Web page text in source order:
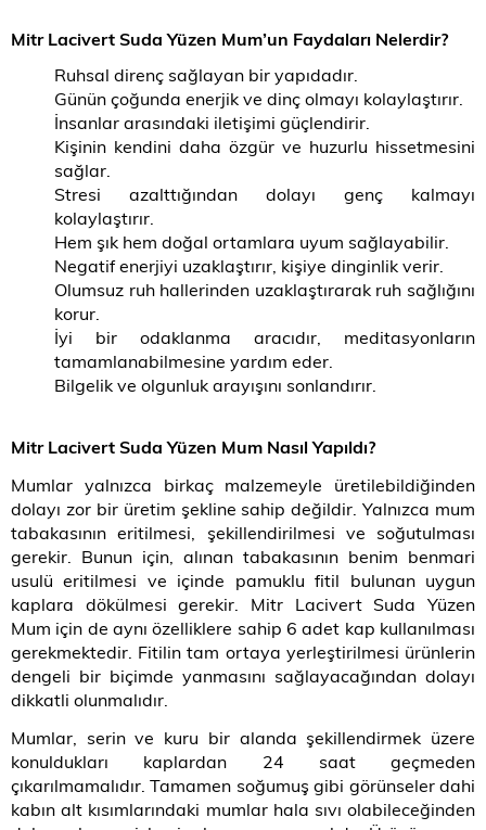
Mitr Lacivert Suda Yüzen Mum’un Faydaları Nelerdir?
Ruhsal direnç sağlayan bir yapıdadır.
Günün çoğunda enerjik ve dinç olmayı kolaylaştırır.
İnsanlar arasındaki iletişimi güçlendirir.
Kişinin kendini daha özgür ve huzurlu hissetmesini
sağlar.
Stresi azalttığından dolayı genç kalmayı
kolaylaştırır.
Hem şık hem doğal ortamlara uyum sağlayabilir.
Negatif enerjiyi uzaklaştırır, kişiye dinginlik verir.
Olumsuz ruh hallerinden uzaklaştırarak ruh sağlığını
korur.
İyi bir odaklanma aracıdır, meditasyonların
tamamlanabilmesine yardım eder.
Bilgelik ve olgunluk arayışını sonlandırır.
Mitr Lacivert Suda Yüzen Mum Nasıl Yapıldı?
Mumlar yalnızca birkaç malzemeyle üretilebildiğinden
dolayı zor bir üretim şekline sahip değildir. Yalnızca mum
tabakasının eritilmesi, şekillendirilmesi ve soğutulması
gerekir. Bunun için, alınan tabakasının benim benmari
usulü eritilmesi ve içinde pamuklu fitil bulunan uygun
kaplara dökülmesi gerekir. Mitr Lacivert Suda Yüzen
Mum için de aynı özelliklere sahip 6 adet kap kullanılması
gerekmektedir. Fitilin tam ortaya yerleştirilmesi ürünlerin
dengeli bir biçimde yanmasını sağlayacağından dolayı
dikkatli olunmalıdır.
Mumlar, serin ve kuru bir alanda şekillendirmek üzere
konuldukları kaplardan 24 saat geçmeden
çıkarılmamalıdır. Tamamen soğumuş gibi görünseler dahi
kabın alt kısımlarındaki mumlar hala sıvı olabileceğinden